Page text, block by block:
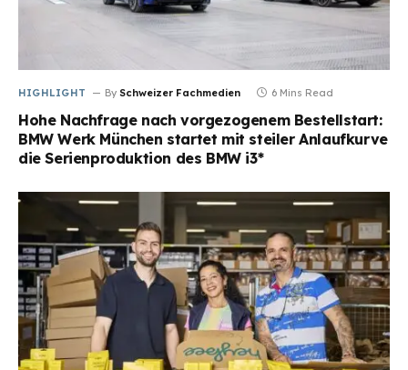
HIGHLIGHT By Schweizer Fachmedien 6 Mins Read
Hohe Nachfrage nach vorgezogenem Bestellstart:
BMW Werk München startet mit steiler Anlaufkurve
die Serienproduktion des BMW i3*